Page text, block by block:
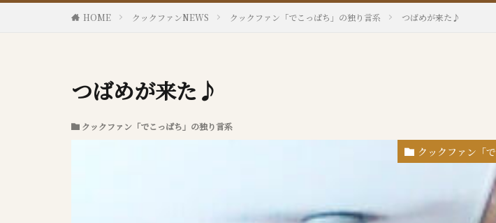
HOME クックファンNEWS クックファン「でこっぱち」の独り言系 つばめが来た♪
つばめが来た♪
クックファン「でこっぱち」の独り言系
クックファン「